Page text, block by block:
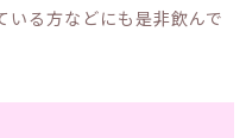
る方などにも是非飲んで